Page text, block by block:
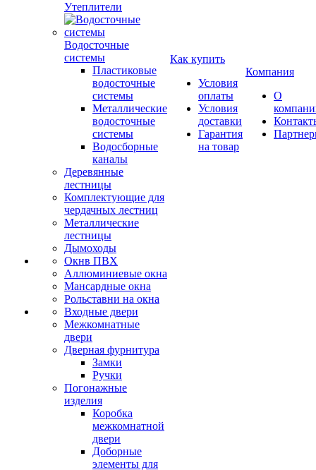
Утеплители
Водосточные
системы
Пластиковые
водосточные
системы
Металлические
водосточные
системы
Водосборные
каналы
Деревянные
лестницы
Комплектующие для
чердачных лестниц
Металлические
лестницы
Дымоходы
Окнв ПВХ
Аллюминиевые окна
Мансардные окна
Рольставни на окна
Входные двери
Межкомнатные
двери
Дверная фурнитура
Замки
Ручки
Погонажные
изделия
Коробка
межкомнатной
двери
Доборные
элементы для
Как купить
Условия
оплаты
Условия
доставки
Гарантия
на товар
Компания
О